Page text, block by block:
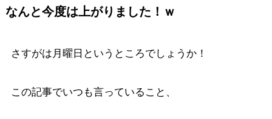
なんと今度は上がりました！ｗ
さすがは月曜日というところでしょうか！
この記事でいつも言っていること、